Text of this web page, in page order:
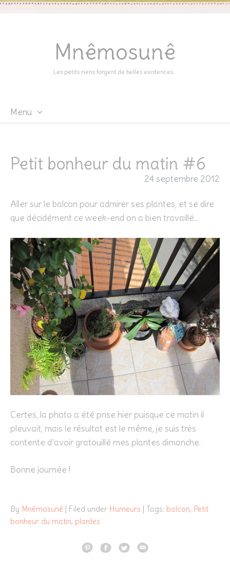
Mnêmosunê
Les petits riens forgent de belles existences…
Menu
Petit bonheur du matin #6
24 septembre 2012
Aller sur le balcon pour admirer ses plantes, et se dire
que décidément ce week-end on a bien travaillé…
Certes, la photo a été prise hier puisque ce matin il
pleuvait, mais le résultat est le même, je suis très
contente d’avoir gratouillé mes plantes dimanche.
Bonne journée !
By Mnêmosunê | Filed under Humeurs | Tags: balcon, Petit
bonheur du matin, plantes